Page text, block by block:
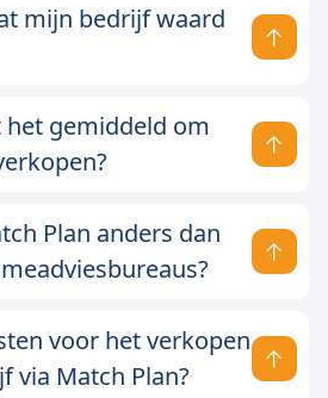
mijn bedrijf waard
gemiddeld om
Plan anders dan
voor het verkopen
via Match Plan?